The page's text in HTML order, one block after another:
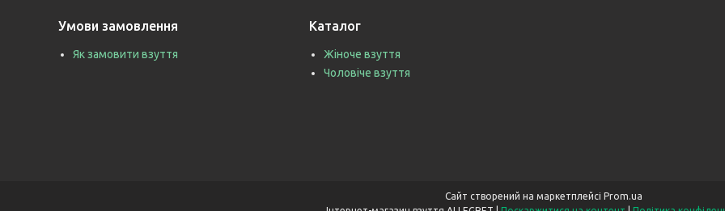
Умови замовлення
Як замовити взуття
Каталог
Жіноче взуття
Чоловіче взуття
Сайт створений на маркетплейсі Prom.ua